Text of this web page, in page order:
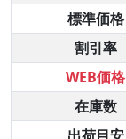
標準価格
割引率
WEB価格
在庫数